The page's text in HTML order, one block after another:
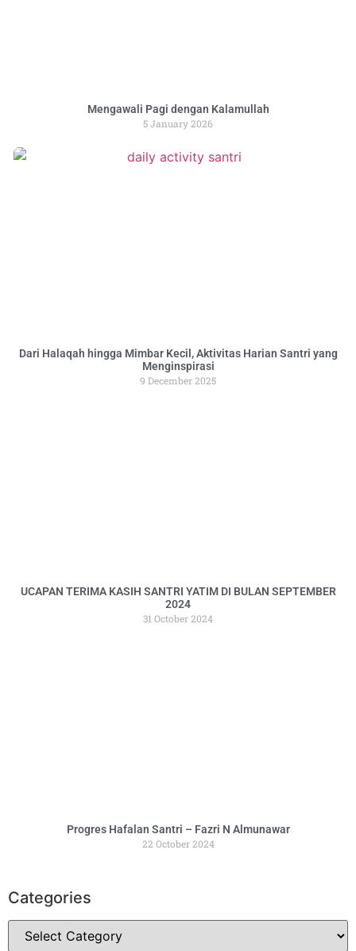
Mengawali Pagi dengan Kalamullah
5 January 2026
Dari Halaqah hingga Mimbar Kecil, Aktivitas Harian Santri yang
Menginspirasi
9 December 2025
UCAPAN TERIMA KASIH SANTRI YATIM DI BULAN SEPTEMBER
2024
31 October 2024
Progres Hafalan Santri – Fazri N Almunawar
22 October 2024
Categories